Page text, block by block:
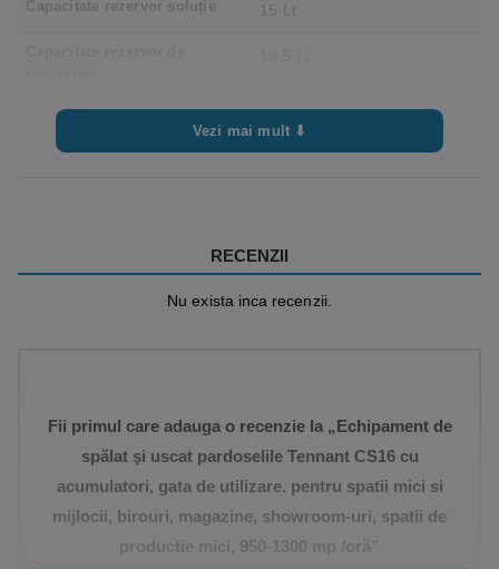
Capacitate rezervor soluție 15 Lt
Număr perii 1
Front de lucru
25 kg
24V
Nivel zgomot 68 /66 dB(A) – eco mode
Greutate fără baterii 36 kg
Vezi mai mult ⬇
RECENZII
Nu exista inca recenzii.
Fii primul care adauga o recenzie la „Echipament de
spălat şi uscat pardoselile Tennant CS16 cu
acumulatori, gata de utilizare. pentru spatii mici si
mijlocii, birouri, magazine, showroom-uri, spatii de
productie mici, 950-1300 mp /oră”